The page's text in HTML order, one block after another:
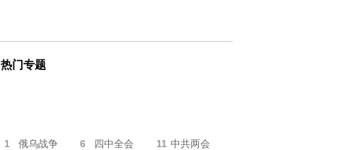
热门专题
1 俄乌战争 6 四中全会 11 中共两会